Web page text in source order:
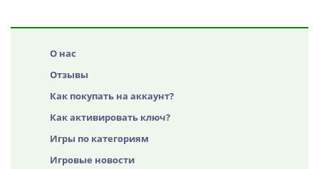
О нас
Отзывы
Как покупать на аккаунт?
Как активировать ключ?
Игры по категориям
Игровые новости